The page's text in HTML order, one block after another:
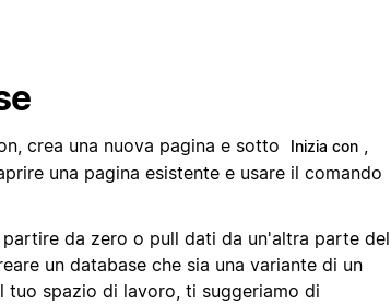
crea una nuova pagina e sotto Inizia con
una pagina esistente e usare il comando
da zero o pull dati da un'altra parte del
un database che sia una variante di un
tuo spazio di lavoro, ti suggeriamo di